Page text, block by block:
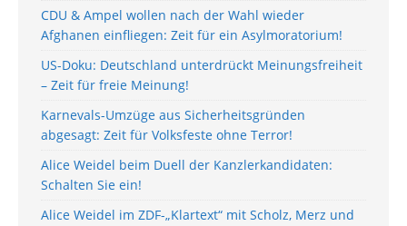
CDU & Ampel wollen nach der Wahl wieder
Afghanen einfliegen: Zeit für ein Asylmoratorium!
US-Doku: Deutschland unterdrückt Meinungsfreiheit
– Zeit für freie Meinung!
Karnevals-Umzüge aus Sicherheitsgründen
abgesagt: Zeit für Volksfeste ohne Terror!
Alice Weidel beim Duell der Kanzlerkandidaten:
Schalten Sie ein!
Alice Weidel im ZDF-„Klartext“ mit Scholz, Merz und